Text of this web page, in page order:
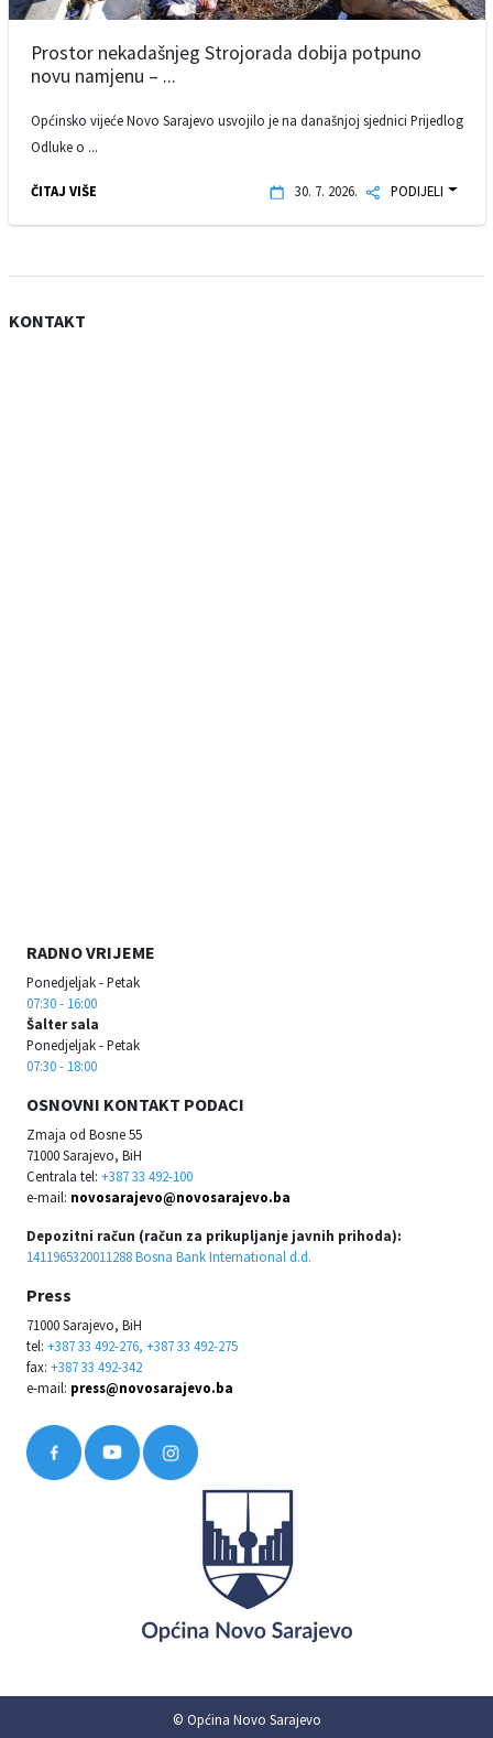
Prostor nekadašnjeg Strojorada dobija potpuno
novu namjenu – ...
Općinsko vijeće Novo Sarajevo usvojilo je na današnjoj sjednici Prijedlog
Odluke o ...
ČITAJ VIŠE 30. 7. 2026. PODIJELI
KONTAKT
RADNO VRIJEME
Ponedjeljak - Petak
07:30 - 16:00
Šalter sala
Ponedjeljak - Petak
07:30 - 18:00
OSNOVNI KONTAKT PODACI
Zmaja od Bosne 55
71000 Sarajevo, BiH
Centrala tel: +387 33 492-100
e-mail: novosarajevo@novosarajevo.ba
Depozitni račun (račun za prikupljanje javnih prihoda):
1411965320011288 Bosna Bank International d.d.
Press
71000 Sarajevo, BiH
tel: +387 33 492-276, +387 33 492-275
fax: +387 33 492-342
e-mail: press@novosarajevo.ba
© Općina Novo Sarajevo